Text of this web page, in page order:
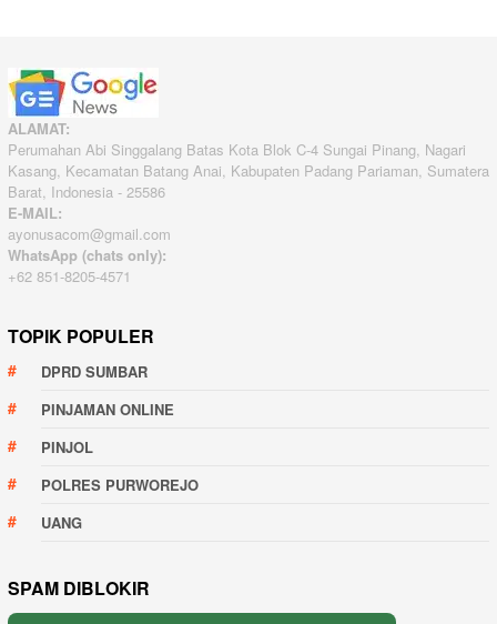
ALAMAT:
Perumahan Abi Singgalang Batas Kota Blok C-4 Sungai Pinang, Nagari
Kasang, Kecamatan Batang Anai, Kabupaten Padang Pariaman, Sumatera
Barat, Indonesia - 25586
E-MAIL:
ayonusacom@gmail.com
WhatsApp (chats only):
+62 851-8205-4571
TOPIK POPULER
DPRD SUMBAR
PINJAMAN ONLINE
PINJOL
POLRES PURWOREJO
UANG
SPAM DIBLOKIR